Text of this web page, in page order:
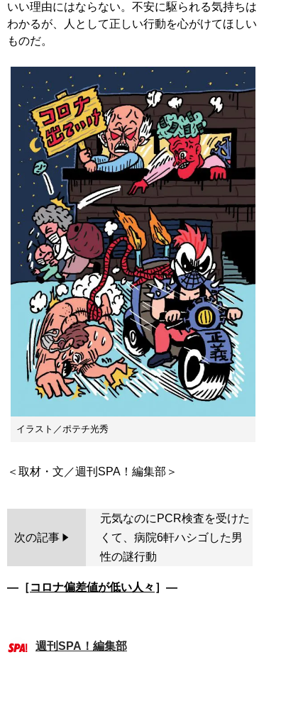
いい理由にはならない。不安に駆られる気持ちは
わかるが、人として正しい行動を心がけてほしい
ものだ。
イラスト／ポテチ光秀
次の記事
元気なのにPCR検査を受けた
くて、病院6軒ハシゴした男
性の謎行動
―［コロナ偏差値が低い人々 ］―
週刊SPA！編集部